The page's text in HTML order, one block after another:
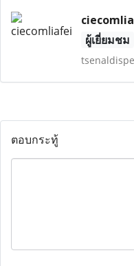
ผู้เยี่ยมชม
ตอบกระทู้